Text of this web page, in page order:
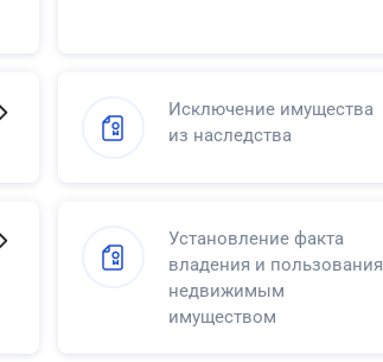
Исключение имущества
из наследства
Установление факта
владения и пользования
недвижимым
имуществом